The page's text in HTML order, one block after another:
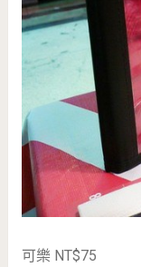
可樂 NT$75